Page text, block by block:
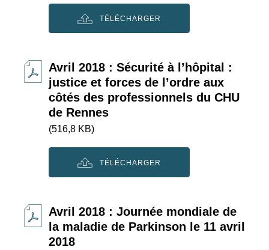
TÉLÉCHARGER
Avril 2018 : Sécurité à l’hôpital :
justice et forces de l’ordre aux
côtés des professionnels du CHU
de Rennes
(516,8 KB)
TÉLÉCHARGER
Avril 2018 : Journée mondiale de
la maladie de Parkinson le 11 avril
2018